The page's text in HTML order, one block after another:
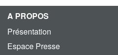
A PROPOS
Présentation
Espace Presse